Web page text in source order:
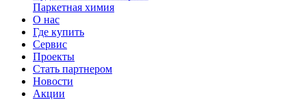
Паркетная химия
О нас
Где купить
Сервис
Проекты
Стать партнером
Новости
Акции